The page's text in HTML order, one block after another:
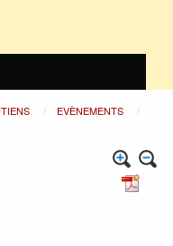
EVÈNEMENTS